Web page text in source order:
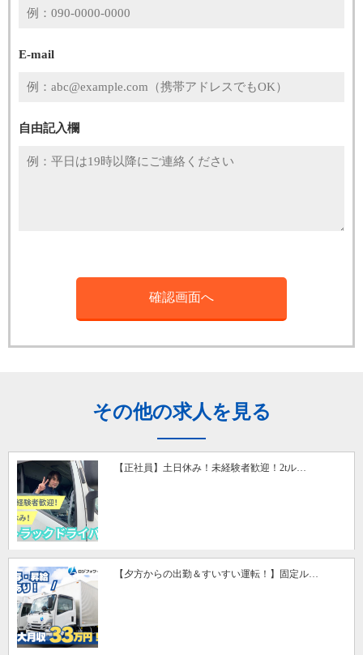
E-mail
自由記入欄
その他の求人を見る
【正社員】土日休み！未経験者歓迎！2tル…
【夕方からの出勤＆すいすい運転！】固定ル…